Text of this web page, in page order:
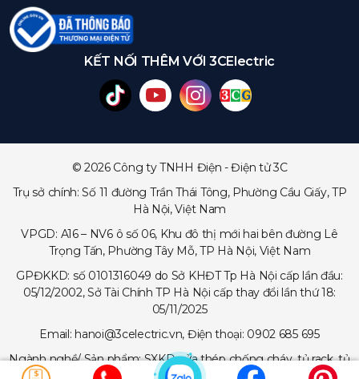
KẾT NỐI THÊM VỚI 3CElectric
© 2026 Công ty TNHH Điện - Điện tử 3C
Trụ sở chính: Số 11 đường Trần Thái Tông, Phường Cầu Giấy, TP
Hà Nội, Việt Nam
VPGD: A16 – NV6 ô số 06, Khu đô thị mới hai bên đường Lê
Trọng Tấn, Phường Tây Mỗ, TP Hà Nội, Việt Nam
GPĐKKD: số 0101316049 do Sở KHĐT Tp Hà Nội cấp lần đầu:
05/12/2002, Sở Tài Chính TP Hà Nội cấp thay đổi lần thứ 18:
05/11/2025
Email: hanoi@3celectric.vn, Điện thoại: 0902 685 695
Ngành nghề/ Sản phẩm: SXKD cửa thép chống cháy, tủ rack, tủ
trạm viễn thông, tủ điện, thang cáp - máng cáp...